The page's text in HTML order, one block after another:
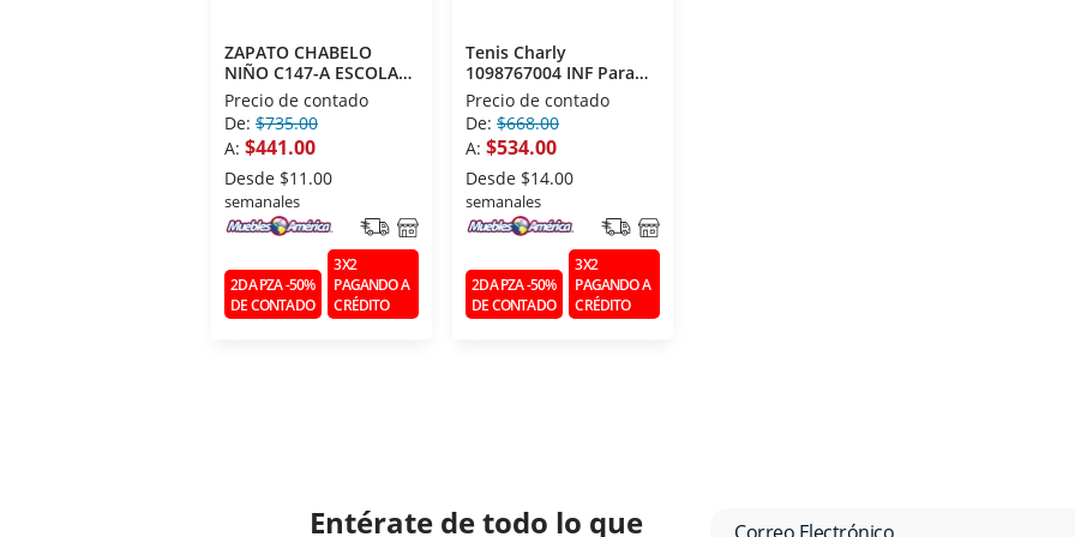
ZAPATO CHABELO
NIÑO C147-A ESCOLAR
NEGRO T200
Precio de contado
De: $735.00
A: $441.00
Desde $11.00
semanales
2DA PZA -50%
DE CONTADO
3X2
PAGANDO A
CRÉDITO
Tenis Charly
1098767004 INF Para
Niño 19
Precio de contado
De: $668.00
A: $534.00
Desde $14.00
semanales
2DA PZA -50%
DE CONTADO
3X2
PAGANDO A
CRÉDITO
Entérate de todo lo que